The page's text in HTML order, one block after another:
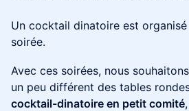
Un cocktail dinatoire est
soirée.
Avec ces soirées, nous
un peu différent des tables
cocktail-dinatoire en petit comité